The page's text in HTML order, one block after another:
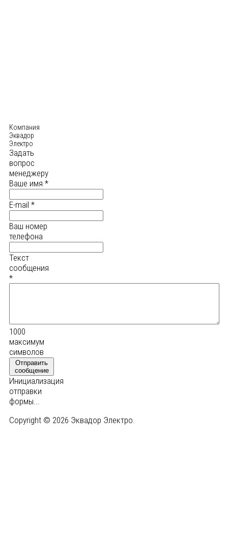
Компания
Эквадор
Электро
Задать
вопрос
менеджеру
Ваше имя *
E-mail *
Ваш номер
телефона
Текст
сообщения
*
1000
максимум
символов
Отправить
сообщение
Инициализация
отправки
формы...
Copyright © 2026 Эквадор Электро.